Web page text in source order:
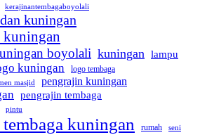
kerajinantembagaboyolali
kuningan
kuningan
boyolali kuningan lampu
kuningan logo tembaga
masjid pengrajin kuningan
pengrajin tembaga
pintu
kuningan rumah seni